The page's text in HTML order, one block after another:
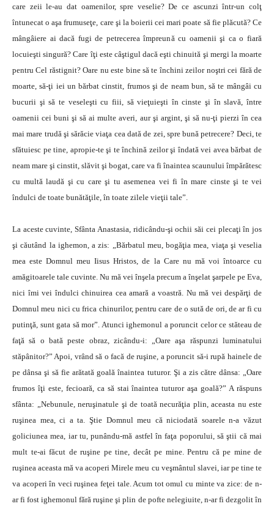
care zeii le-au dat oamenilor, spre veselie? De ce ascunzi într-un colţ
întunecat o aşa frumuseţe, care şi la boierii cei mari poate să fie plăcută? Ce
mângâiere ai dacă fugi de petrecerea împreună cu oamenii şi ca o fiară
locuieşti singură? Care îţi este câştigul dacă eşti chinuită şi mergi la moarte
pentru Cel răstignit? Oare nu este bine să te închini zeilor noştri cei fără de
moarte, să-ţi iei un bărbat cinstit, frumos şi de neam bun, să te mângâi cu
bucurii şi să te veseleşti cu fiii, să vieţuieşti în cinste şi în slavă, între
oamenii cei buni şi să ai multe averi, aur şi argint, şi să nu-ţi pierzi în cea
mai mare trudă şi sărăcie viaţa cea dată de zei, spre bună petrecere? Deci, te
sfătuiesc pe tine, apropie-te şi te închină zeilor şi îndată vei avea bărbat de
neam mare şi cinstit, slăvit şi bogat, care va fi înaintea scaunului împărătesc
cu multă laudă şi cu care şi tu asemenea vei fi în mare cinste şi te vei
îndulci de toate bunătăţile, în toate zilele vieţii tale”.
La aceste cuvinte, Sfânta Anastasia, ridicându-şi ochii săi cei plecaţi în jos
şi căutând la ighemon, a zis: „Bărbatul meu, bogăţia mea, viaţa şi veselia
mea este Domnul meu Iisus Hristos, de la Care nu mă voi întoarce cu
amăgitoarele tale cuvinte. Nu mă vei înşela precum a înşelat şarpele pe Eva,
nici îmi vei îndulci chinuirea cea amară a voastră. Nu mă vei despărţi de
Domnul meu nici cu frica chinurilor, pentru care de o sută de ori, de ar fi cu
putinţă, sunt gata să mor”. Atunci ighemonul a poruncit celor ce stăteau de
faţă să o bată peste obraz, zicându-i: „Oare aşa răspunzi luminatului
stăpânitor?” Apoi, vrând să o facă de ruşine, a poruncit să-i rupă hainele de
pe dânsa şi să fie arătată goală înaintea tuturor. Şi a zis către dânsa: „Oare
frumos îţi este, fecioară, ca să stai înaintea tuturor aşa goală?” A răspuns
sfânta: „Nebunule, neruşinatule şi de toată necurăţia plin, aceasta nu este
ruşinea mea, ci a ta. Ştie Domnul meu că niciodată soarele n-a văzut
goliciunea mea, iar tu, punându-mă astfel în faţa poporului, să ştii că mai
mult te-ai făcut de ruşine pe tine, decât pe mine. Pentru că pe mine de
ruşinea aceasta mă va acoperi Mirele meu cu veşmântul slavei, iar pe tine te
va acoperi în veci ruşinea feţei tale. Acum tot omul cu minte va zice: de n-
ar fi fost ighemonul fără ruşine şi plin de pofte nelegiuite, n-ar fi dezgolit în